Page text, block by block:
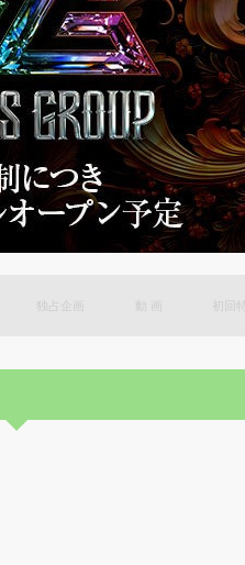
独占企画 初回